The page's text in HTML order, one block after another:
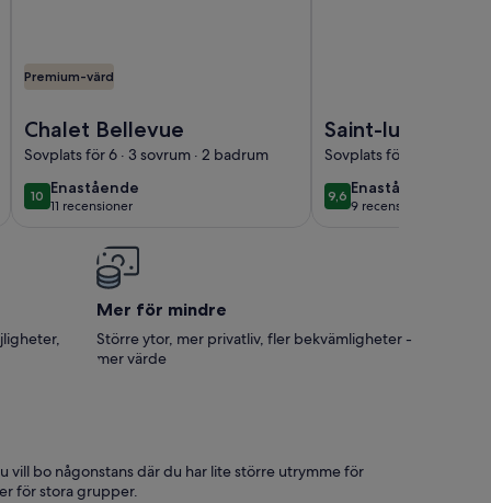
Premium-värd
Chalet Bellevue
Sovplats för 6 · 3 sovrum · 2 badrum
1010 av 10
Enastående
enastående
11 recensioner
(11 recensioner)
Saint-luc.
Charme à 3 mn à
Pied du
et 7 mn de
Sovplats för 6 · 3
9,69,6 av 10
Enastående
enastående
9 recensioner
(9 recensioner)
Mer för mindre
Större ytor, mer privatliv, fler bekvämligheter -
mer värde
vill bo någonstans där du har lite större utrymme för
för stora grupper.